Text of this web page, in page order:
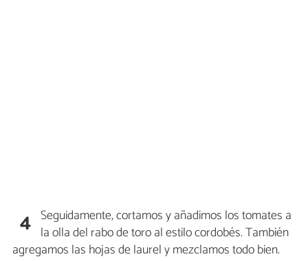
4 Seguidamente, cortamos y añadimos los tomates a
la olla del rabo de toro al estilo cordobés. También
agregamos las hojas de laurel y mezclamos todo bien.